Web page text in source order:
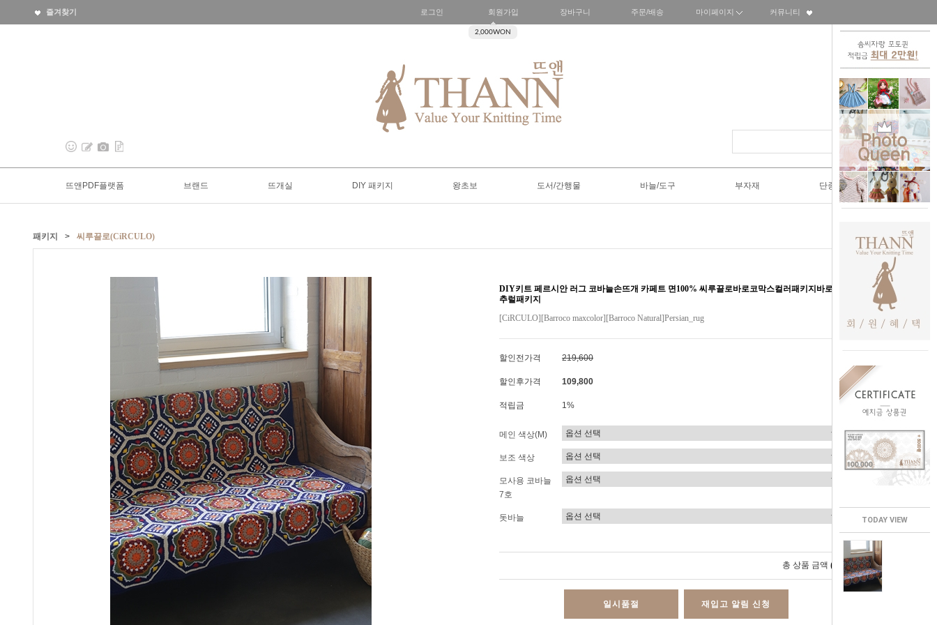
TODAY VIEW
즐겨찾기 로그인 회원가입
2,000WON
장바구니 주문/배송 마이페이지 커뮤니티
뜨앤PDF플랫폼 브랜드 뜨개실 DIY 패키지 왕초보 도서/간행물 바늘/도구 부자재 단종SALE50%
패키지 > 씨루끌로(CiRCULO)
DIY키트 페르시안 러그 코바늘손뜨개 카페트 면100% 씨루끌로바로코막스컬러패키지바로코네
추럴패키지
[CiRCULO][Barroco maxcolor][Barroco Natural]Persian_rug
할인전가격 219,600
할인후가격 109,800
적립금 1%
메인 색상(M)
보조 색상
모사용 코바늘
7호
돗바늘
총 상품 금액 0 원
일시품절 재입고 알림 신청